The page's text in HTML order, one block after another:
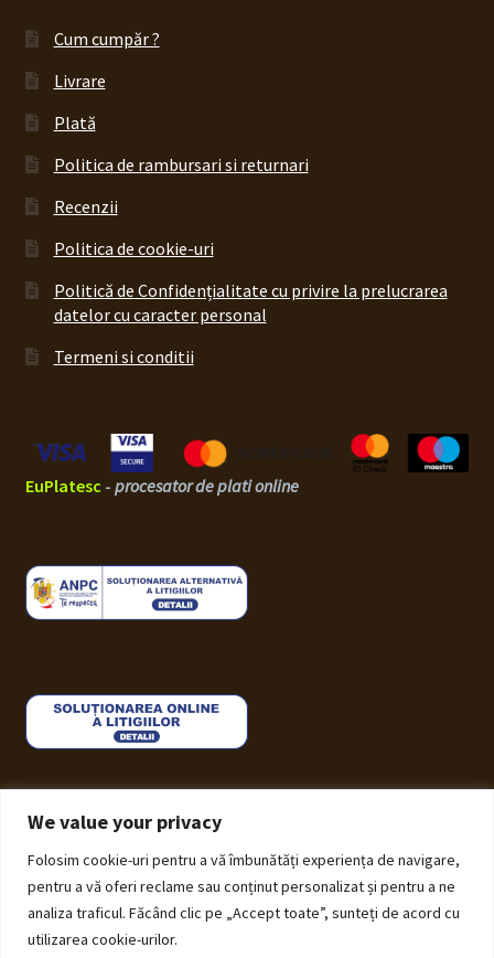
We value your privacy
Folosim cookie-uri pentru a vă îmbunătăți experiența de navigare,
pentru a vă oferi reclame sau conținut personalizat și pentru a ne
analiza traficul. Făcând clic pe „Accept toate”, sunteți de acord cu
utilizarea cookie-urilor.
Cum cumpăr ?
Livrare
Plată
Politica de rambursari si returnari
Recenzii
Politica de cookie-uri
Politică de Confidențialitate cu privire la prelucrarea
datelor cu caracter personal
Termeni si conditii
EuPlatesc - procesator de plati online
© ECHOS Furniture 2026
Politică de Confidențialitate cu privire la prelucrarea
datelor cu caracter personal